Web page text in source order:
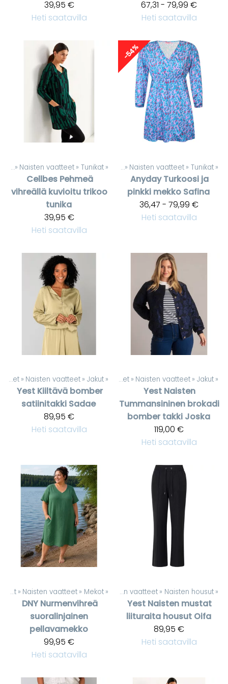
39,95 €
Heti saatavilla
67,31 - 79,99 €
Heti saatavilla
‪» Naisten vaatteet ‪» Tunikat ‪»
Cellbes Pehmeä
vihreällä kuvioitu trikoo
tunika
39,95 €
Heti saatavilla
-54%
Tuotteet ‪» Naisten vaatteet ‪» Tunikat ‪»
Anyday Turkoosi ja
pinkki mekko Safina
36,47 - 79,99 €
Heti saatavilla
Tuotteet ‪» Naisten vaatteet ‪» Jakut ‪»
Yest Kiiltävä bomber
satiinitakki Sadae
89,95 €
Heti saatavilla
Tuotteet ‪» Naisten vaatteet ‪» Jakut ‪»
Yest Naisten
Tummansininen brokadi
bomber takki Joska
119,00 €
Heti saatavilla
Tuotteet ‪» Naisten vaatteet ‪» Mekot ‪»
DNY Nurmenvihreä
suoralinjainen
pellavamekko
99,95 €
Heti saatavilla
Tuotteet‪» Naisten vaatteet ‪» Naisten housut ‪»
Yest Naisten mustat
liituraita housut Oifa
89,95 €
Heti saatavilla